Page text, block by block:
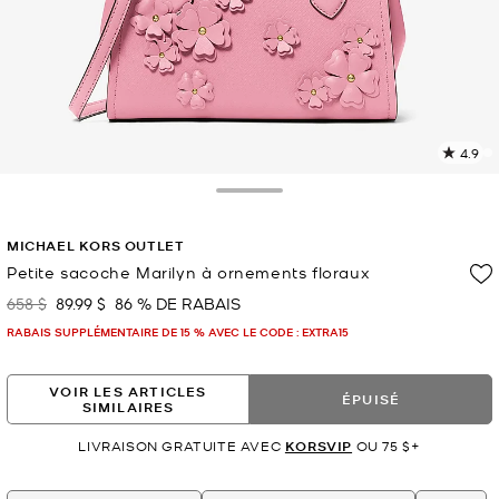
4.9
MICHAEL KORS OUTLET
Petite sacoche Marilyn à ornements floraux
était
658 $ maintenant
89.99 $ 86 % DE RABAIS
RABAIS SUPPLÉMENTAIRE DE 15 % AVEC LE CODE : EXTRA15
VOIR LES ARTICLES
SIMILAIRES
ÉPUISÉ
LIVRAISON GRATUITE AVEC KORSVIP OU 75 $+